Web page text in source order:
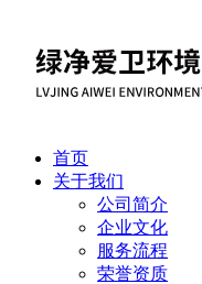
首页
关于我们
公司简介
企业文化
服务流程
荣誉资质